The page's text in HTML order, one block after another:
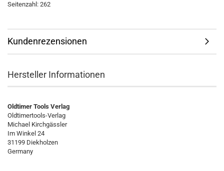
Seitenzahl: 262
Kundenrezensionen
Hersteller Informationen
Oldtimer Tools Verlag
Oldtimertools-Verlag
Michael Kirchgässler
Im Winkel 24
31199 Diekholzen
Germany